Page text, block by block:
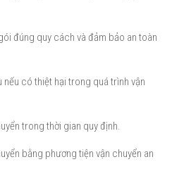
đúng quy cách và đảm bảo an toàn
có thiệt hại trong quá trình vận
trong thời gian quy định.
bằng phương tiện vận chuyển an